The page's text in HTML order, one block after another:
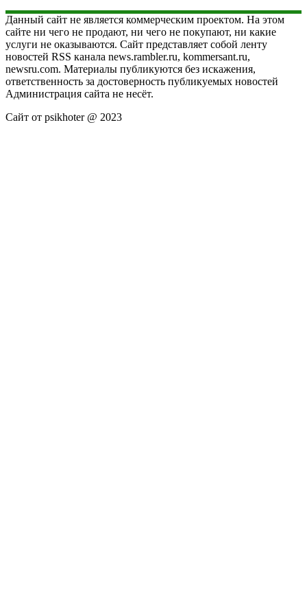
Данный сайт не является коммерческим проектом. На этом
сайте ни чего не продают, ни чего не покупают, ни какие
услуги не оказываются. Сайт представляет собой ленту
новостей RSS канала news.rambler.ru, kommersant.ru,
newsru.com. Материалы публикуются без искажения,
ответственность за достоверность публикуемых новостей
Администрация сайта не несёт.
Сайт от psikhoter @ 2023